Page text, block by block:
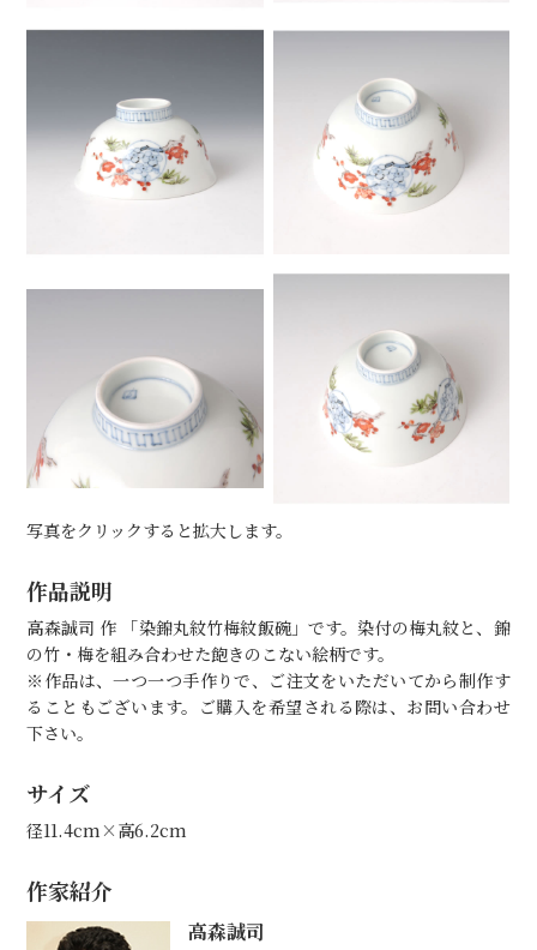
写真をクリックすると拡大します。
作品説明
高森誠司 作 「染錦丸紋竹梅紋飯碗」です。染付の梅丸紋と、錦
の竹・梅を組み合わせた飽きのこない絵柄です。
※作品は、一つ一つ手作りで、ご注文をいただいてから制作す
ることもございます。ご購入を希望される際は、お問い合わせ
下さい。
サイズ
径11.4cm×高6.2cm
作家紹介
高森誠司